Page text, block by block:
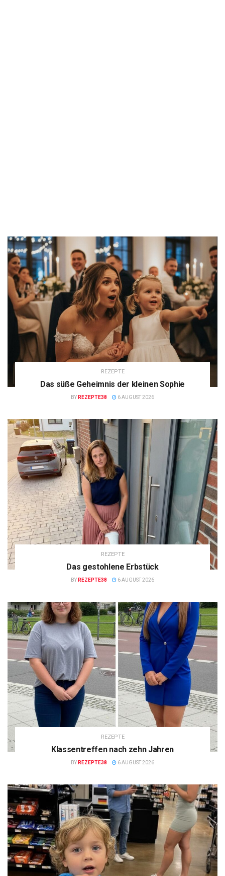
REZEPTE
Das süße Geheimnis der kleinen Sophie
BY REZEPTE38 6 AUGUST 2026
REZEPTE
Das gestohlene Erbstück
BY REZEPTE38 6 AUGUST 2026
REZEPTE
Klassentreffen nach zehn Jahren
BY REZEPTE38 6 AUGUST 2026